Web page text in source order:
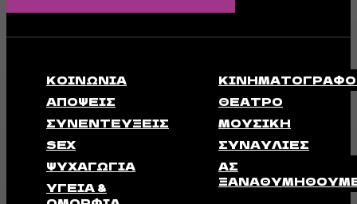
ΚΟΙΝΩΝΊΑ
ΑΠΟΨΕΙΣ
ΣΥΝΕΝΤΕΎΞΕΙΣ
SEX
ΨΥΧΑΓΩΓΊΑ
ΥΓΕΊΑ &
ΘΈΑΤΡΟ
ΜΟΥΣΙΚΉ
ΣΥΝΑΥΛΊΕΣ
ΑΣ